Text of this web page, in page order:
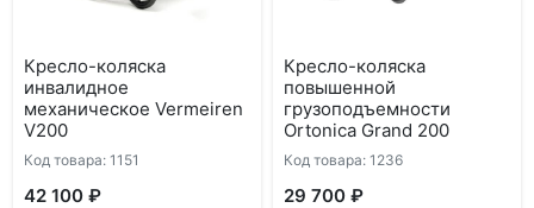
Кресло-коляска
инвалидное
механическое Vermeiren
V200
Код товара: 1151
42 100 ₽
Кресло-коляска
повышенной
грузоподъемности
Ortonica Grand 200
Код товара: 1236
29 700 ₽